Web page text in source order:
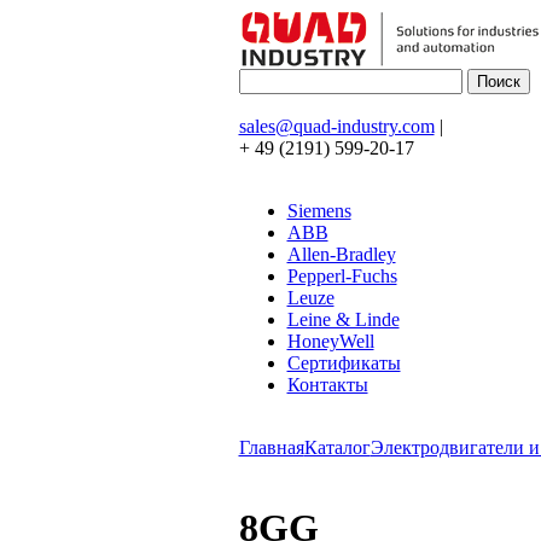
sales@quad-industry.com|
+ 49 (2191) 599-20-17
Siemens
ABB
Allen-Bradley
Pepperl-Fuchs
Leuze
Leine & Linde
HoneyWell
Сертификаты
Контакты
ГлавнаяКаталогЭлектродвигатели
8GG